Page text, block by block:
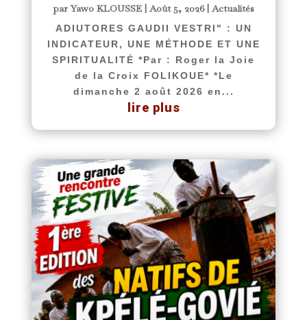
parYawo KLOUSSE|Août 5, 2026|Actualités
ADIUTORES GAUDII VESTRI" : UN
INDICATEUR, UNE MÉTHODE ET UNE
SPIRITUALITÉ *Par : Roger la Joie
de la Croix FOLIKOUE* *Le
dimanche 2 août 2026 en...
lire plus